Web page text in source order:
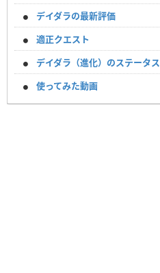
デイダラの最新評価
適正クエスト
デイダラ（進化）のステータス
使ってみた動画